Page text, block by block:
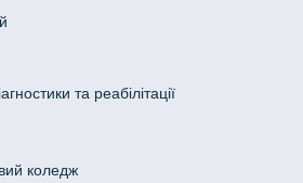
та реабілітації
коледж